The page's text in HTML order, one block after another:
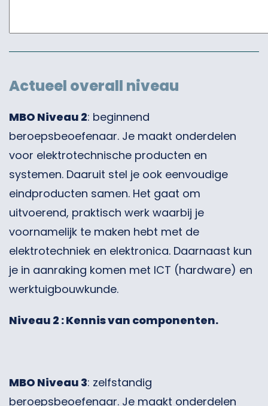
Actueel overall niveau
MBO Niveau 2: beginnend
beroepsbeoefenaar. Je maakt onderdelen
voor elektrotechnische producten en
systemen. Daaruit stel je ook eenvoudige
eindproducten samen. Het gaat om
uitvoerend, praktisch werk waarbij je
voornamelijk te maken hebt met de
elektrotechniek en elektronica. Daarnaast kun
je in aanraking komen met ICT (hardware) en
werktuigbouwkunde.
Niveau 2 : Kennis van componenten.
MBO Niveau 3: zelfstandig
beroepsbeoefenaar. Je maakt onderdelen